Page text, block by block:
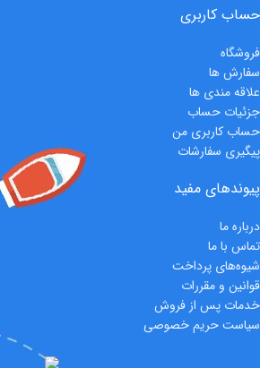
حساب کاربری
فروشگاه
سفارش‌ ها
علاقه مندی ها
جزئیات حساب
حساب کاربری من
پیگیری سفارشات
پیوندهای مفید
درباره ما
تماس با ما
شیوه‌های پرداخت
قوانین و مقررات
خدمات پس از فروش
سیاست حریم خصوصی